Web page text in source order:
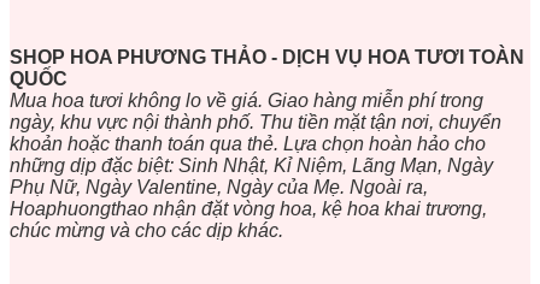
SHOP HOA PHƯƠNG THẢO - DỊCH VỤ HOA TƯƠI TOÀN
QUỐC
Mua hoa tươi không lo về giá. Giao hàng miễn phí trong
ngày, khu vực nội thành phố. Thu tiền mặt tận nơi, chuyển
khoản hoặc thanh toán qua thẻ. Lựa chọn hoàn hảo cho
những dịp đặc biệt: Sinh Nhật, Kỉ Niệm, Lãng Mạn, Ngày
Phụ Nữ, Ngày Valentine, Ngày của Mẹ. Ngoài ra,
Hoaphuongthao nhận đặt vòng hoa, kệ hoa khai trương,
chúc mừng và cho các dịp khác.